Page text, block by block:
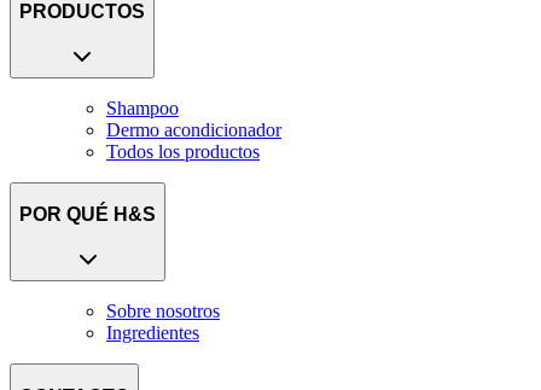
PRODUCTOS
Shampoo
Dermo acondicionador
Todos los productos
POR QUÉ H&S
Sobre nosotros
Ingredientes